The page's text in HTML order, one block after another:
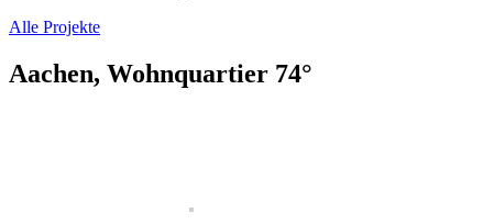
Alle Projekte
Aachen, Wohnquartier 74°